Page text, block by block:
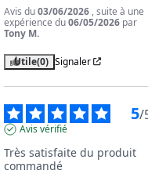
Avis du03/06/2026 , suite à une
expérience du06/05/2026 par
Tony M.
Utile(0) Signaler
5/
Avis vérifié
Très satisfaite du produit
commandé